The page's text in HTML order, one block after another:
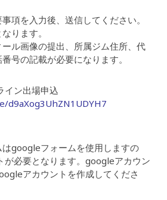
項を入力後、送信してください。
ります。
ル画像の提出、所属ジム住所、代
号の記載が必要になります。
イン出場申込
d9aXog3UhZN1UDYH7
googleフォームを使用しますの
が必要となります。googleアカウン
アカウントを作成してくださ